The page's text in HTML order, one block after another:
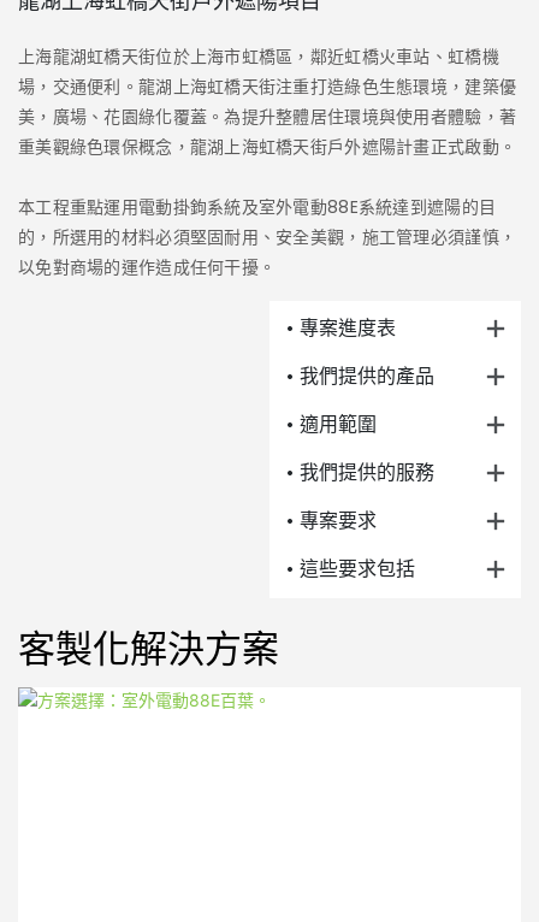
上海龍湖虹橋天街位於上海市虹橋區，鄰近虹橋火車站、虹橋機
場，交通便利。龍湖上海虹橋天街注重打造綠色生態環境，建築優
美，廣場、花園綠化覆蓋。為提升整體居住環境與使用者體驗，著
重美觀綠色環保概念，龍湖上海虹橋天街戶外遮陽計畫正式啟動。
本工程重點運用電動掛鉤系統及室外電動88E系統達到遮陽的目
的，所選用的材料必須堅固耐用、安全美觀，施工管理必須謹慎，
以免對商場的運作造成任何干擾。
• 專案進度表
• 我們提供的產品
• 適用範圍
• 我們提供的服務
• 專案要求
• 這些要求包括
客製化解決方案